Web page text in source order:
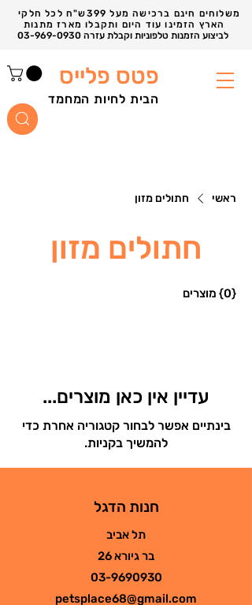
משלוחים חינם ברכישה מעל 399ש"ח לכל חלקי
פטס פלייס
הבית לחיות המחמד
ראשי חתולים מזון
חתולים מזון
{0} מוצרים
עדיין אין כאן מוצרים...
בינתיים אפשר לבחור קטגוריה אחרת כדי
להמשיך בקניות.
חנות הדגל
תל אביב
בר גיורא 26
03-9690930
petsplace68@gmail.com